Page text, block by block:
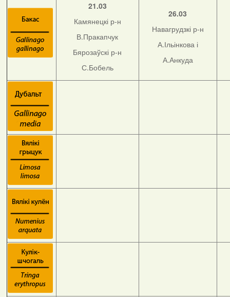
21.03
Камянецкі р-н
В.Пракапчук
Бярозаўскі р-н
С.Бобель
26.03
Навагрудзкі р-н
А.Ільінкова і
А.Анкуда